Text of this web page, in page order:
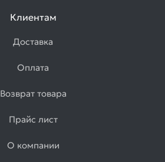
Клиентам
Доставка
Оплата
Возврат товара
Прайс лист
О компании